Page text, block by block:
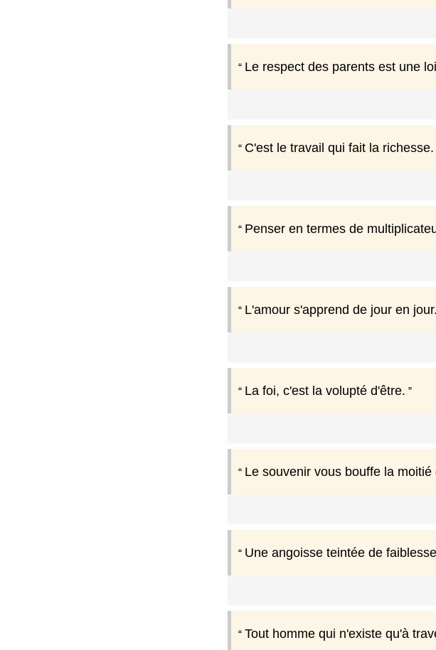
Le respect des parents est une
C'est le travail qui fait la richesse.
Penser en termes de
L'amour s'apprend de jour en jour.
La foi, c'est la volupté d'être.
Le souvenir vous bouffe la moitié
Une angoisse teintée de
Tout homme qui n'existe qu'à